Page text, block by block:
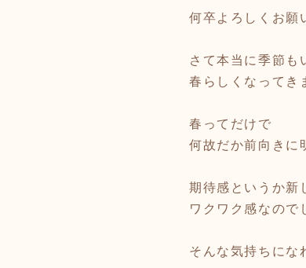
何卒よろしくお願
さて本当に季節も
春らしくなってき
春ってだけで
何故だか前向きに
期待感というか新
ワクワク感なので
そんな気持ちにな